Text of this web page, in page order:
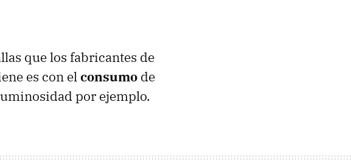
que los fabricantes de
es con elconsumo de
por ejemplo.